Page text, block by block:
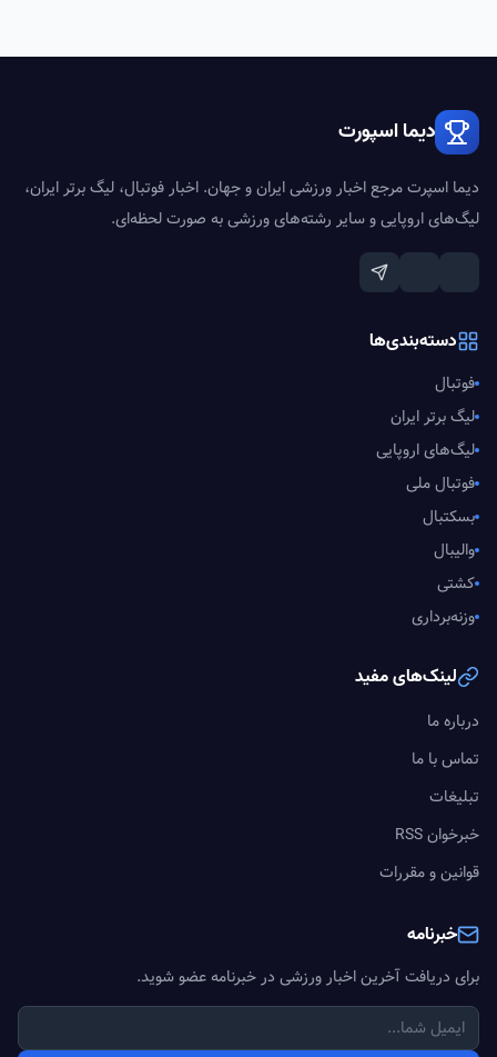
دیما اسپورت
دیما اسپرت مرجع اخبار ورزشی ایران و جهان. اخبار فوتبال، لیگ برتر ایران،
لیگ‌های اروپایی و سایر رشته‌های ورزشی به صورت لحظه‌ای.
دسته‌بندی‌ها
فوتبال
لیگ برتر ایران
لیگ‌های اروپایی
فوتبال ملی
بسکتبال
والیبال
کشتی
وزنه‌برداری
لینک‌های مفید
درباره ما
تماس با ما
تبلیغات
خبرخوان RSS
قوانین و مقررات
خبرنامه
برای دریافت آخرین اخبار ورزشی در خبرنامه عضو شوید.